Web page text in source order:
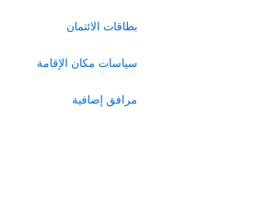
بطاقات الائتمان
سياسات مكان الإقامة
مرافق إضافية